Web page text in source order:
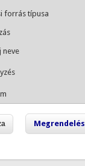
forrás típusa
neve
Megrendelés